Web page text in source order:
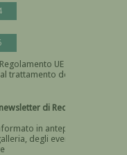
UE n.
Devi dare il consenso
di Recta
in anteprima
degli eventi